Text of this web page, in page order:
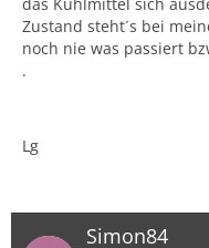
Zustand steht´s bei
noch nie was passiert
.
Lg
Simon84